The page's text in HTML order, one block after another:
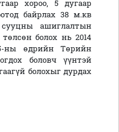
хороо, 5 дугаар
байрлах 38 м.кв
ашиглалтын
төлсөн болох нь 2014
ны өдрийн Төрийн
боловч үүнтэй
болохыг дурдах